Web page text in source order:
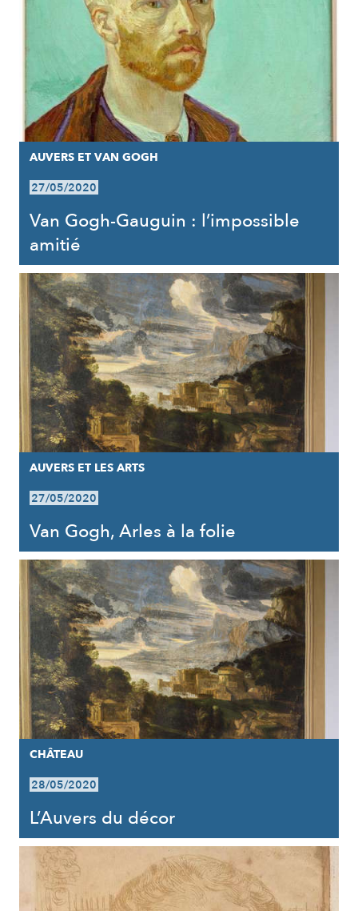
AUVERS ET VAN GOGH
27/05/2020
Van Gogh-Gauguin : l’impossible
amitié
AUVERS ET LES ARTS
27/05/2020
Van Gogh, Arles à la folie
CHÂTEAU
28/05/2020
L’Auvers du décor